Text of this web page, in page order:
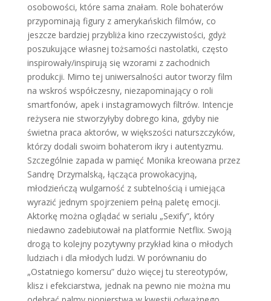
osobowości, które sama znałam. Role bohaterów
przypominają figury z amerykańskich filmów, co
jeszcze bardziej przybliża kino rzeczywistości, gdyż
poszukujące własnej tożsamości nastolatki, często
inspirowały/inspirują się wzorami z zachodnich
produkcji. Mimo tej uniwersalności autor tworzy film
na wskroś współczesny, niezapominający o roli
smartfonów, apek i instagramowych filtrów. Intencje
reżysera nie stworzyłyby dobrego kina, gdyby nie
świetna praca aktorów, w większości naturszczyków,
którzy dodali swoim bohaterom ikry i autentyzmu.
Szczególnie zapada w pamięć Monika kreowana przez
Sandrę Drzymalską, łącząca prowokacyjną,
młodzieńczą wulgarność z subtelnością i umiejąca
wyrazić jednym spojrzeniem pełną paletę emocji.
Aktorkę można oglądać w serialu „Sexify”, który
niedawno zadebiutował na platformie Netflix. Swoją
drogą to kolejny pozytywny przykład kina o młodych
ludziach i dla młodych ludzi. W porównaniu do
„Ostatniego komersu” dużo więcej tu stereotypów,
klisz i efekciarstwa, jednak na pewno nie można mu